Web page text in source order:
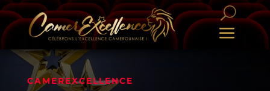
CAMEREXCELLENCE